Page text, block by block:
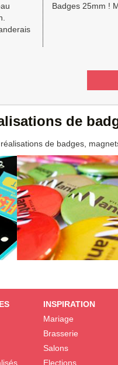
Badges 25mm !
de
de badges,
INSPIRATION
Mariage
Brasserie
Salons
Elections